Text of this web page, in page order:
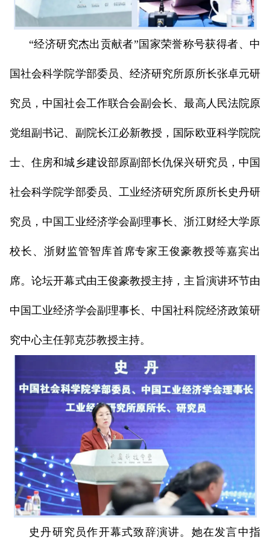
“经济研究杰出贡献者”国家荣誉称号获得者、中
国社会科学院学部委员、经济研究所原所长张卓元研
究员，中国社会工作联合会副会长、最高人民法院原
党组副书记、副院长江必新教授，国际欧亚科学院院
士、住房和城乡建设部原副部长仇保兴研究员，中国
社会科学院学部委员、工业经济研究所原所长史丹研
究员，中国工业经济学会副理事长、浙江财经大学原
校长、浙财监管智库首席专家王俊豪教授等嘉宾出
席。论坛开幕式由王俊豪教授主持，主旨演讲环节由
中国工业经济学会副理事长、中国社科院经济政策研
究中心主任郭克莎教授主持。
史丹研究员作开幕式致辞演讲。她在发言中指